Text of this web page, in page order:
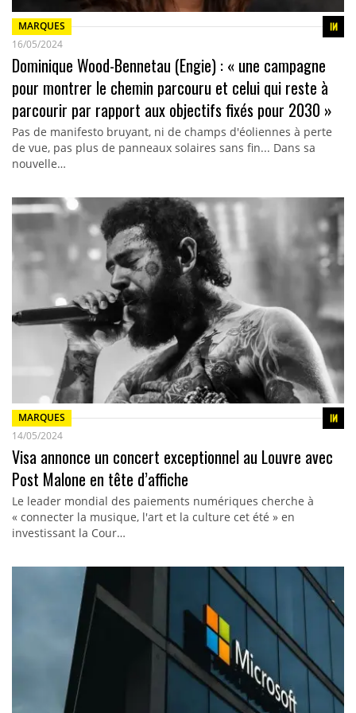
MARQUES
16/05/2024
Dominique Wood-Bennetau (Engie) : « une campagne
pour montrer le chemin parcouru et celui qui reste à
parcourir par rapport aux objectifs fixés pour 2030 »
Pas de manifesto bruyant, ni de champs d'éoliennes à perte
de vue, pas plus de panneaux solaires sans fin... Dans sa
nouvelle…
MARQUES
14/05/2024
Visa annonce un concert exceptionnel au Louvre avec
Post Malone en tête d’affiche
Le leader mondial des paiements numériques cherche à
« connecter la musique, l'art et la culture cet été » en
investissant la Cour…